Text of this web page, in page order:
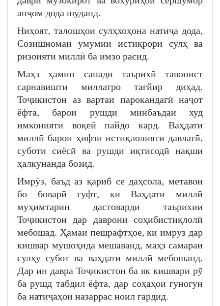
анҷом дода шуданд.
Ниҳоят, талошҳои сулҳхоҳона натиҷа дода,
Созишномаи умумии истиқрори сулҳ ва
ризоияти миллӣ ба имзо расид.
Маҳз ҳамин санади таърихӣ тавонист
сарнавишти миллатро тағйир диҳад.
Тоҷикистон аз вартаи парокандагӣ наҷот
ёфта, барои рушди минбаъдаи худ
имконияти воқеӣ пайдо кард. Ваҳдати
миллӣ барои ҳифзи истиқлолияти давлатӣ,
суботи сиёсӣ ва рушди иқтисодӣ нақши
ҳалкунанда бозид.
Имрӯз, баъд аз қариб се даҳсола, метавон
бо боварӣ гуфт, ки Ваҳдати миллӣ
муҳимтарин дастоварди таърихии
Тоҷикистон дар даврони соҳибистиқлолӣ
мебошад. Ҳамаи пешрафтҳое, ки имрӯз дар
кишвар мушоҳида мешаванд, маҳз самараи
сулҳу субот ва ваҳдати миллӣ мебошанд.
Дар ин давра Тоҷикистон ба як кишвари рӯ
ба рушд табдил ёфта, дар соҳаҳои гуногун
ба натиҷаҳои назаррас ноил гардид.